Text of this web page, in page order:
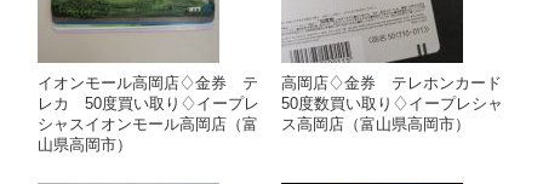
イオンモール高岡店♢金券 テ
レカ 50度買い取り♢イープレ
シャスイオンモール高岡店（富
山県高岡市）
高岡店♢金券 テレホンカード
50度数買い取り♢イープレシャ
ス高岡店（富山県高岡市）